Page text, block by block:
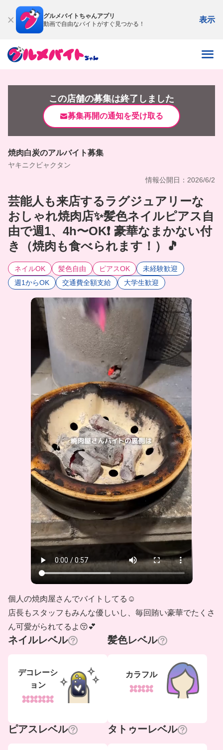
グルメバイトちゃんアプリ
動画で自由なバイトがすぐ見つかる！
表示
この店舗の募集は終了しました
募集再開の通知を受け取る
焼肉白炭のアルバイト募集
ヤキニクビャクタン
情報公開日：2026/6/2
芸能人も来店するラグジュアリーな
おしゃれ焼肉店✨髪色ネイルピアス自
由で週1、4h〜OK❗️ 豪華なまかない付
き（焼肉も食べられます！）🎵
ネイルOK 髪色自由 ピアスOK
未経験歓迎
週1からOK
交通費全額支給 大学生歓迎
個人の焼肉屋さんでバイトしてる☺️
店長もスタッフもみんな優しいし、毎回賄い豪華でたくさ
ん可愛がられてるよ😚💕
ネイルレベル
デコレーシ
ョン
髪色レベル
カラフル
ピアスレベル タトゥーレベル